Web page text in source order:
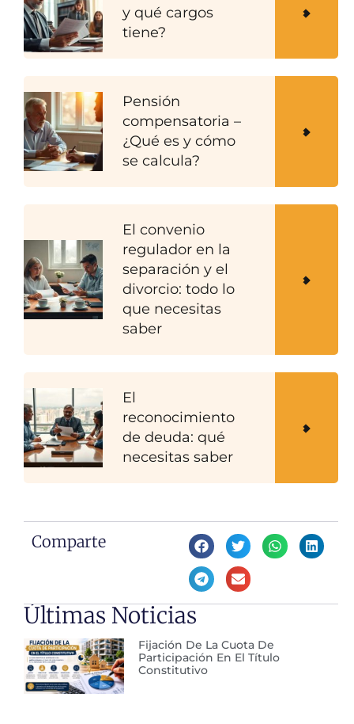
y qué cargos
tiene?
Pensión
compensatoria –
¿Qué es y cómo
se calcula?
El convenio
regulador en la
separación y el
divorcio: todo lo
que necesitas
saber
El
reconocimiento
de deuda: qué
necesitas saber
Comparte
Últimas Noticias
Fijación De La Cuota De
Participación En El Título
Constitutivo